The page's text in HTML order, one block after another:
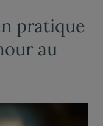
pratique
au